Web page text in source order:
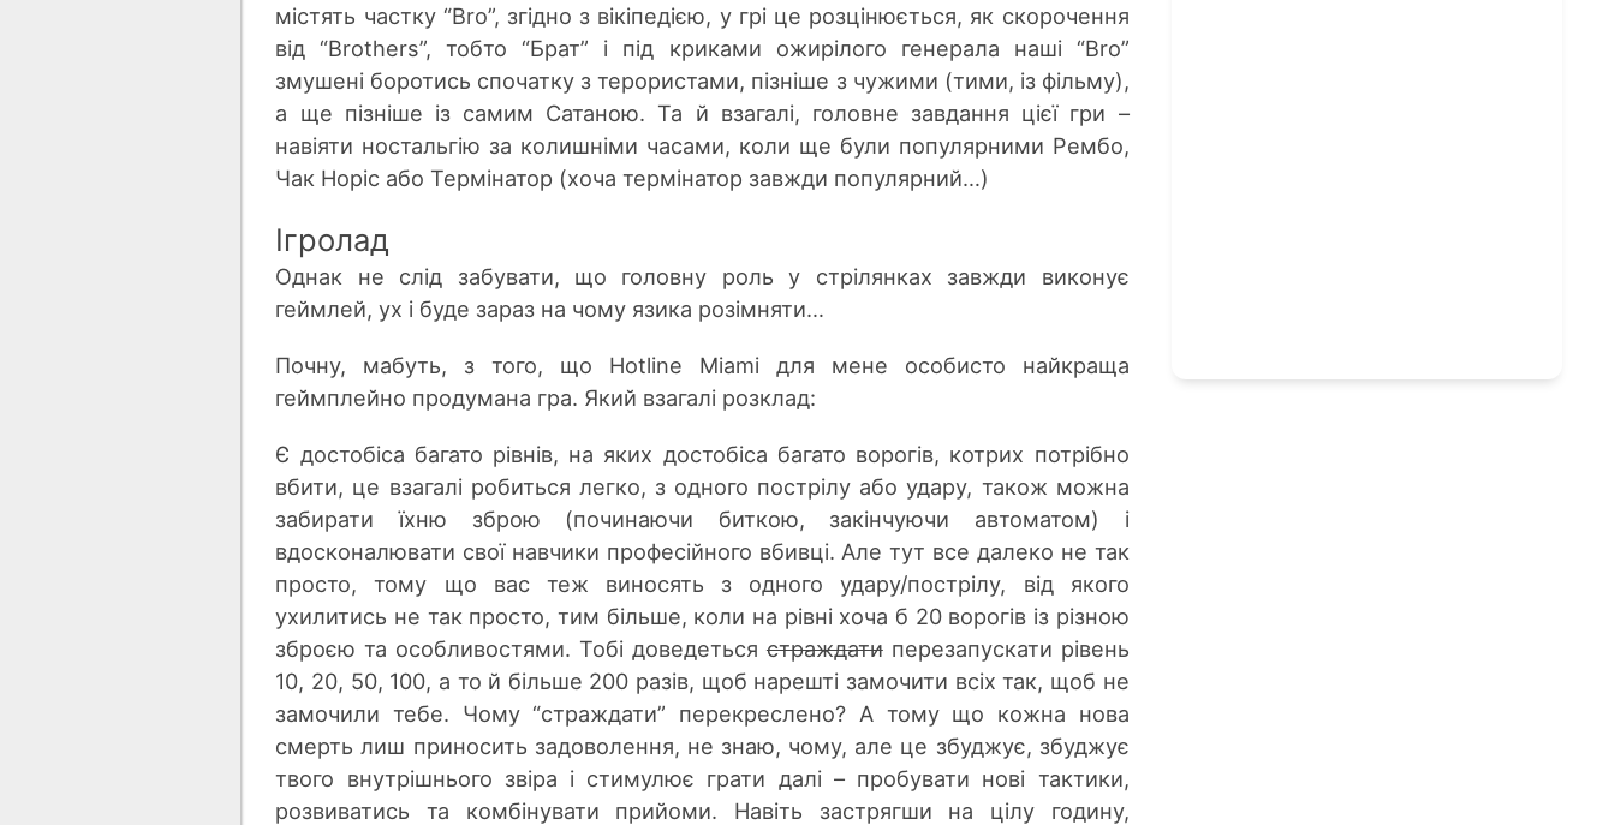
містять частку “Bro”, згідно з вікіпедією, у грі це розцінюється, як скорочення
від “Brothers”, тобто “Брат” і під криками ожирілого генерала наші “Bro”
змушені боротись спочатку з терористами, пізніше з чужими (тими, із фільму),
а ще пізніше із самим Сатаною. Та й взагалі, головне завдання цієї гри –
навіяти ностальгію за колишніми часами, коли ще були популярними Рембо,
Чак Норіс або Термінатор (хоча термінатор завжди популярний…)
Ігролад
Однак не слід забувати, що головну роль у стрілянках завжди виконує
геймлей, ух і буде зараз на чому язика розімняти…
Почну, мабуть, з того, що Hotline Miami для мене особисто найкраща
геймплейно продумана гра. Який взагалі розклад:
Є достобіса багато рівнів, на яких достобіса багато ворогів, котрих потрібно
вбити, це взагалі робиться легко, з одного пострілу або удару, також можна
забирати їхню зброю (починаючи биткою, закінчуючи автоматом) і
вдосконалювати свої навчики професійного вбивці. Але тут все далеко не так
просто, тому що вас теж виносять з одного удару/пострілу, від якого
ухилитись не так просто, тим більше, коли на рівні хоча б 20 ворогів із різною
зброєю та особливостями. Тобі доведетьсястраждатиперезапускати рівень
10, 20, 50, 100, а то й більше 200 разів, щоб нарешті замочити всіх так, щоб не
замочили тебе. Чому “страждати” перекреслено? А тому що кожна нова
смерть лиш приносить задоволення, не знаю, чому, але це збуджує, збуджує
твого внутрішнього звіра і стимулює грати далі – пробувати нові тактики,
розвиватись та комбінувати прийоми. Навіть застрягши на цілу годину,